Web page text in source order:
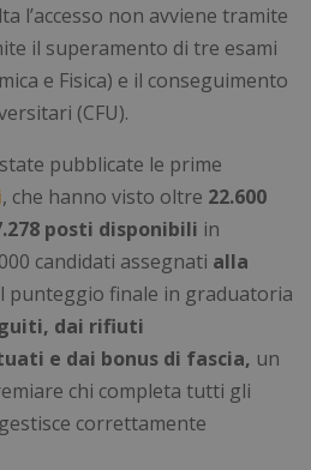
l’accesso non avviene tramite
il superamento di tre esami
e Fisica) e il conseguimento
(CFU).
pubblicate le prime
, che hanno visto oltre 22.600
posti disponibili in
candidati assegnati alla
punteggio finale in graduatoria
dai rifiuti
e dai bonus di fascia, un
chi completa tutti gli
correttamente